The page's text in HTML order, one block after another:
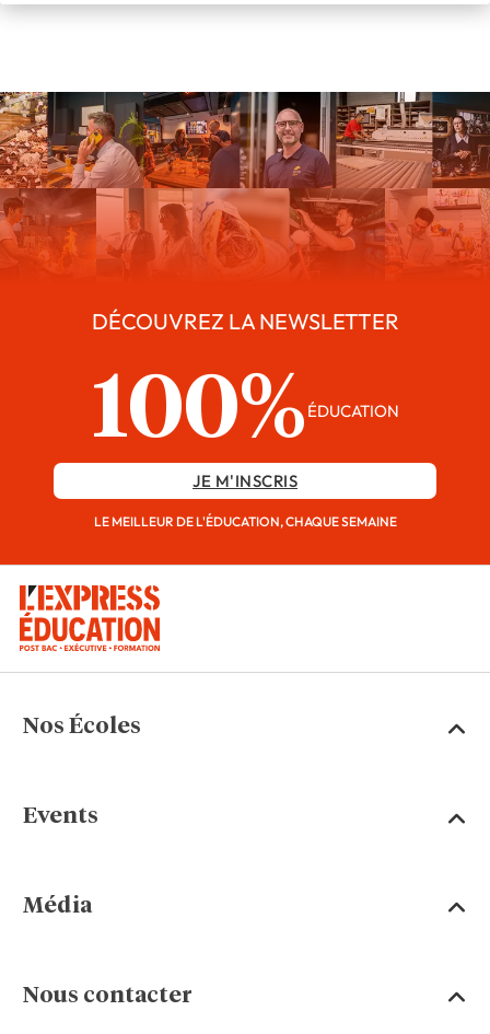
DÉCOUVREZ LA NEWSLETTER
100% ÉDUCATION
JE M'INSCRIS
LE MEILLEUR DE L'ÉDUCATION, CHAQUE SEMAINE
Nos Écoles
Events
Média
Nous contacter